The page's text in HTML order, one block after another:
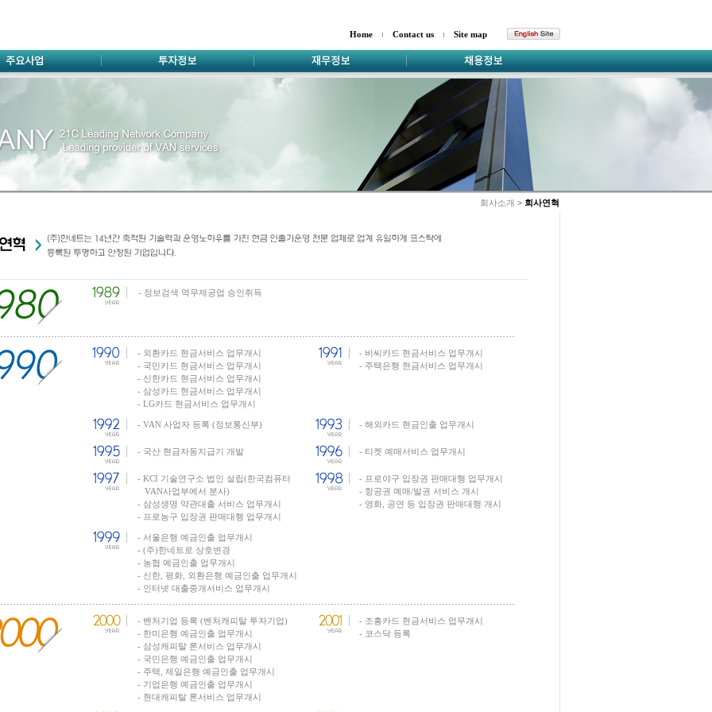
Home Contact us Site map
회사소개 > 회사연혁
- 정보검색 역무제공업 승인취득
- 외환카드 현금서비스 업무개시
- 국민카드 현금서비스 업무개시
- 신한카드 현금서비스 업무개시
- 삼성카드 현금서비스 업무개시
- LG카드 현금서비스 업무개시
- 비씨카드 현금서비스 업무개시
- 주택은행 현금서비스 업무개시
- VAN 사업자 등록 (정보통신부) - 해외카드 현금인출 업무개시
- 국산 현금자동지급기 개발 - 티켓 예매서비스 업무개시
- KCI 기술연구소 법인 설립(한국컴퓨터
VAN사업부에서 분사)
- 삼성생명 약관대출 서비스 업무개시
- 프로농구 입장권 판매대행 업무개시
- 프로야구 입장권 판매대행 업무개시
- 항공권 예매/발권 서비스 개시
- 영화, 공연 등 입장권 판매대행 개시
- 서울은행 예금인출 업무개시
- (주)한네트로 상호변경
- 농협 예금인출 업무개시
- 신한, 평화, 외환은행 예금인출 업무개시
- 인터넷 대출중개서비스 업무개시
- 벤처기업 등록 (벤처캐피탈 투자기업)
- 한미은행 예금인출 업무개시
- 삼성캐피탈 론서비스 업무개시
- 국민은행 예금인출 업무개시
- 주택, 제일은행 예금인출 업무개시
- 기업은행 예금인출 업무개시
- 현대캐피탈 론서비스 업무개시
- 조흥카드 현금서비스 업무개시
- 코스닥 등록